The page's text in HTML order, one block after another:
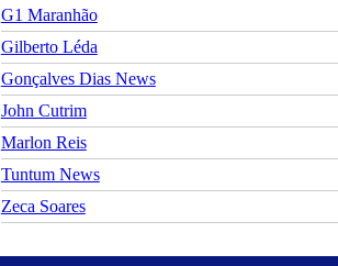
G1 Maranhão
Gilberto Léda
Gonçalves Dias News
John Cutrim
Marlon Reis
Tuntum News
Zeca Soares